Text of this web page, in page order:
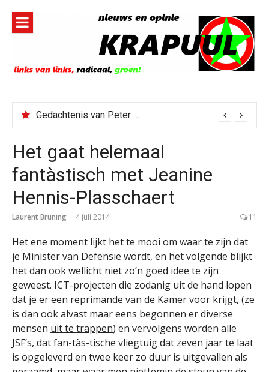
inhoud
Gedachtenis van Peter Faber
Het gaat helemaal
fantàstisch met Jeanine
Hennis-Plasschaert
Laurent Bruning 4 juli 2014 11
Het ene moment lijkt het te mooi om waar te zijn dat
je Minister van Defensie wordt, en het volgende blijkt
het dan ook wellicht niet zo’n goed idee te zijn
geweest. ICT-projecten die zodanig uit de hand lopen
dat je er een reprimande van de Kamer voor krijgt, (ze
is dan ook alvast maar eens begonnen er diverse
mensen uit te trappen) en vervolgens worden alle
JSF’s, dat fan-tàs-tische vliegtuig dat zeven jaar te laat
is opgeleverd en twee keer zo duur is uitgevallen als